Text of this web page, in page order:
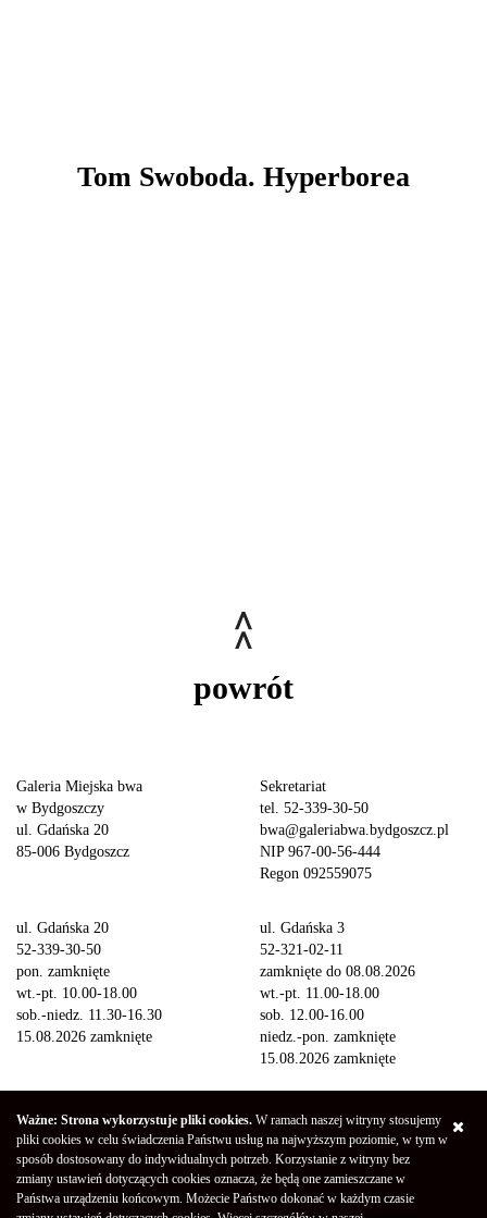
Tom Swoboda. Hyperborea
powrót
Galeria Miejska bwa
w Bydgoszczy
ul. Gdańska 20
85-006 Bydgoszcz
Sekretariat
tel. 52-339-30-50
bwa@galeriabwa.bydgoszcz.pl
NIP 967-00-56-444
Regon 092559075
ul. Gdańska 20
52-339-30-50
pon. zamknięte
wt.-pt. 10.00-18.00
sob.-niedz. 11.30-16.30
15.08.2026 zamknięte
ul. Gdańska 3
52-321-02-11
zamknięte do 08.08.2026
wt.-pt. 11.00-18.00
sob. 12.00-16.00
niedz.-pon. zamknięte
15.08.2026 zamknięte
Wstęp na wystawy
bezpłatny
Copyright © 2026 Galeria Miejska bwa w Bydgoszczy
Polityka
Prywatności
Deklaracja Dostępności Mapa strony
Ważne: Strona wykorzystuje pliki cookies. W ramach naszej witryny stosujemy
pliki cookies w celu świadczenia Państwu usług na najwyższym poziomie, w tym w
sposób dostosowany do indywidualnych potrzeb. Korzystanie z witryny bez
zmiany ustawień dotyczących cookies oznacza, że będą one zamieszczane w
Państwa urządzeniu końcowym. Możecie Państwo dokonać w każdym czasie